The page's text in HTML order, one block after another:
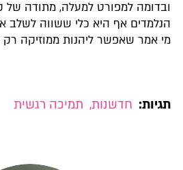
ובדומה למפורט למעלה, מתודה של
הנלמדים אף היא כלי ששווה לשלב
מי אמר שאפשר ליהנות ממוזיקה רק
תגיות: חדשנות, תמיכה רגשית